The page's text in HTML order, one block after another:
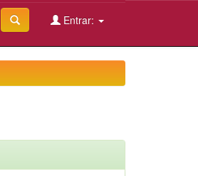
Entrar: